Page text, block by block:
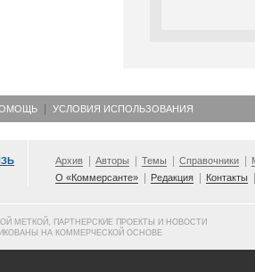
УСЛОВИЯ ИСПОЛЬЗОВАНИЯ
Архив Авторы Темы Справочники
О «Коммерсанте»
Редакция Контакты
МЕТКОЙ, ПАРТНЕРСКИЕ ПРОЕКТЫ И НОВОСТИ
НА КОММЕРЧЕСКОЙ ОСНОВЕ